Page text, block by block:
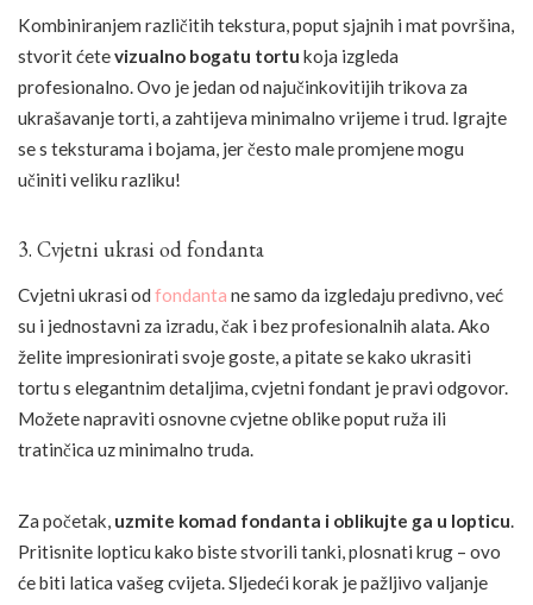
Kombiniranjem različitih tekstura, poput sjajnih i mat površina,
stvorit ćetevizualno bogatu tortu koja izgleda
profesionalno. Ovo je jedan od najučinkovitijih trikova za
ukrašavanje torti, a zahtijeva minimalno vrijeme i trud. Igrajte
se s teksturama i bojama, jer često male promjene mogu
učiniti veliku razliku!
3. Cvjetni ukrasi od fondanta
Cvjetni ukrasi od fondanta ne samo da izgledaju predivno, već
su i jednostavni za izradu, čak i bez profesionalnih alata. Ako
želite impresionirati svoje goste, a pitate se kako ukrasiti
tortu s elegantnim detaljima, cvjetni fondant je pravi odgovor.
Možete napraviti osnovne cvjetne oblike poput ruža ili
tratinčica uz minimalno truda.
Za početak, uzmite komad fondanta i oblikujte ga u lopticu.
Pritisnite lopticu kako biste stvorili tanki, plosnati krug – ovo
će biti latica vašeg cvijeta. Sljedeći korak je pažljivo valjanje